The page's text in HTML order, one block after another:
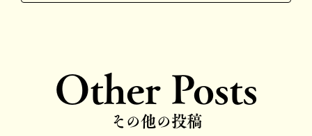
Other Posts
その他の投稿